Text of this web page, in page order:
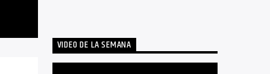
VIDEO DE LA SEMANA